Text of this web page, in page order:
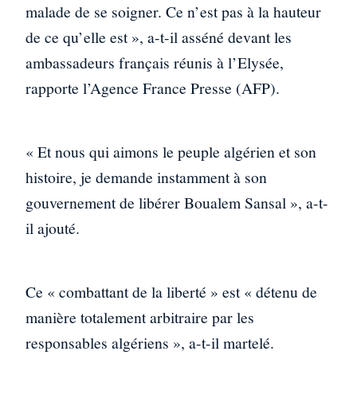
malade de se soigner. Ce n’est pas à la hauteur
de ce qu’elle est », a-t-il asséné devant les
ambassadeurs français réunis à l’Elysée,
rapporte l’Agence France Presse (AFP).
« Et nous qui aimons le peuple algérien et son
histoire, je demande instamment à son
gouvernement de libérer Boualem Sansal », a-t-
il ajouté.
Ce « combattant de la liberté » est « détenu de
manière totalement arbitraire par les
responsables algériens », a-t-il martelé.